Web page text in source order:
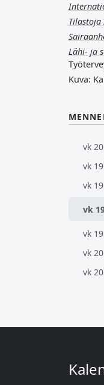
Lähi- ja
Kuva:
vk 20
vk 19
vk 19
vk
vk 19
vk 20
vk 20